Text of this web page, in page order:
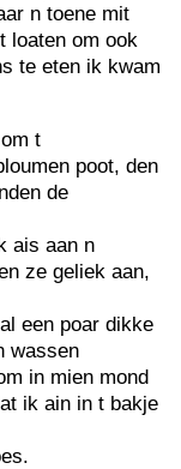
n toene mit
loaten om ook
te eten ik kwam
t
poot, den
de
ais aan n
ze geliek aan,
een poar dikke
wassen
in mien mond
ik ain in t bakje